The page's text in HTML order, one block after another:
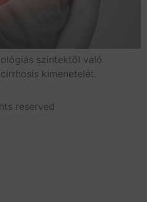
szintektől való
kimenetelét.
reserved